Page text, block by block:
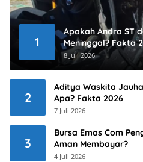
1
Apakah Andra ST
Meninggal? Fakta
8 Juli 2026
2
Aditya Waskita
Apa? Fakta 2026
7 Juli 2026
3
Bursa Emas Com
Aman Membayar?
4 Juli 2026